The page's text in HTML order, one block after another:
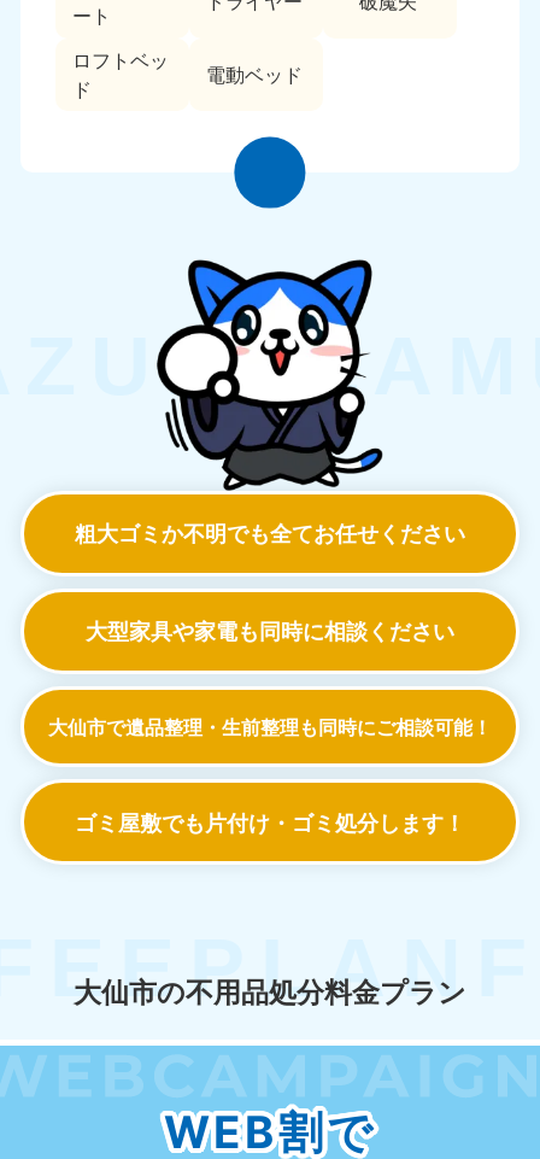
ート
ロフトベッ
ド
電動ベッド
粗大ゴミか不明でも全てお任せください
大型家具や家電も同時に相談ください
大仙市で遺品整理・生前整理も同時にご相談可能！
ゴミ屋敷でも 片付け・ゴミ処分します！
大仙市の不用品処分料金プラン
WEB割で